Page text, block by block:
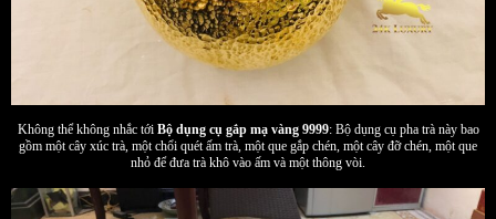
Không thể không nhắc tới Bộ dụng cụ gắp mạ vàng 9999: Bộ dụng cụ pha trà này bao
gồm một cây xúc trà, một chổi quét ấm trà, một que gắp chén, một cây đỡ chén, một que
nhỏ để đưa trà khô vào ấm và một thông vòi.